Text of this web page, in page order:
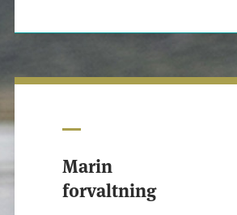
Marin
forvaltning